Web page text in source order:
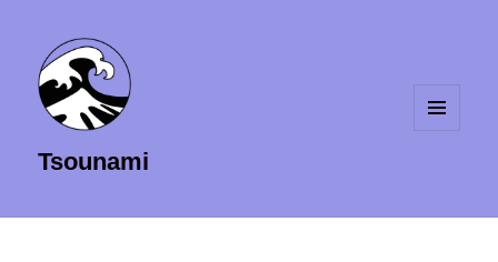
Tsounami